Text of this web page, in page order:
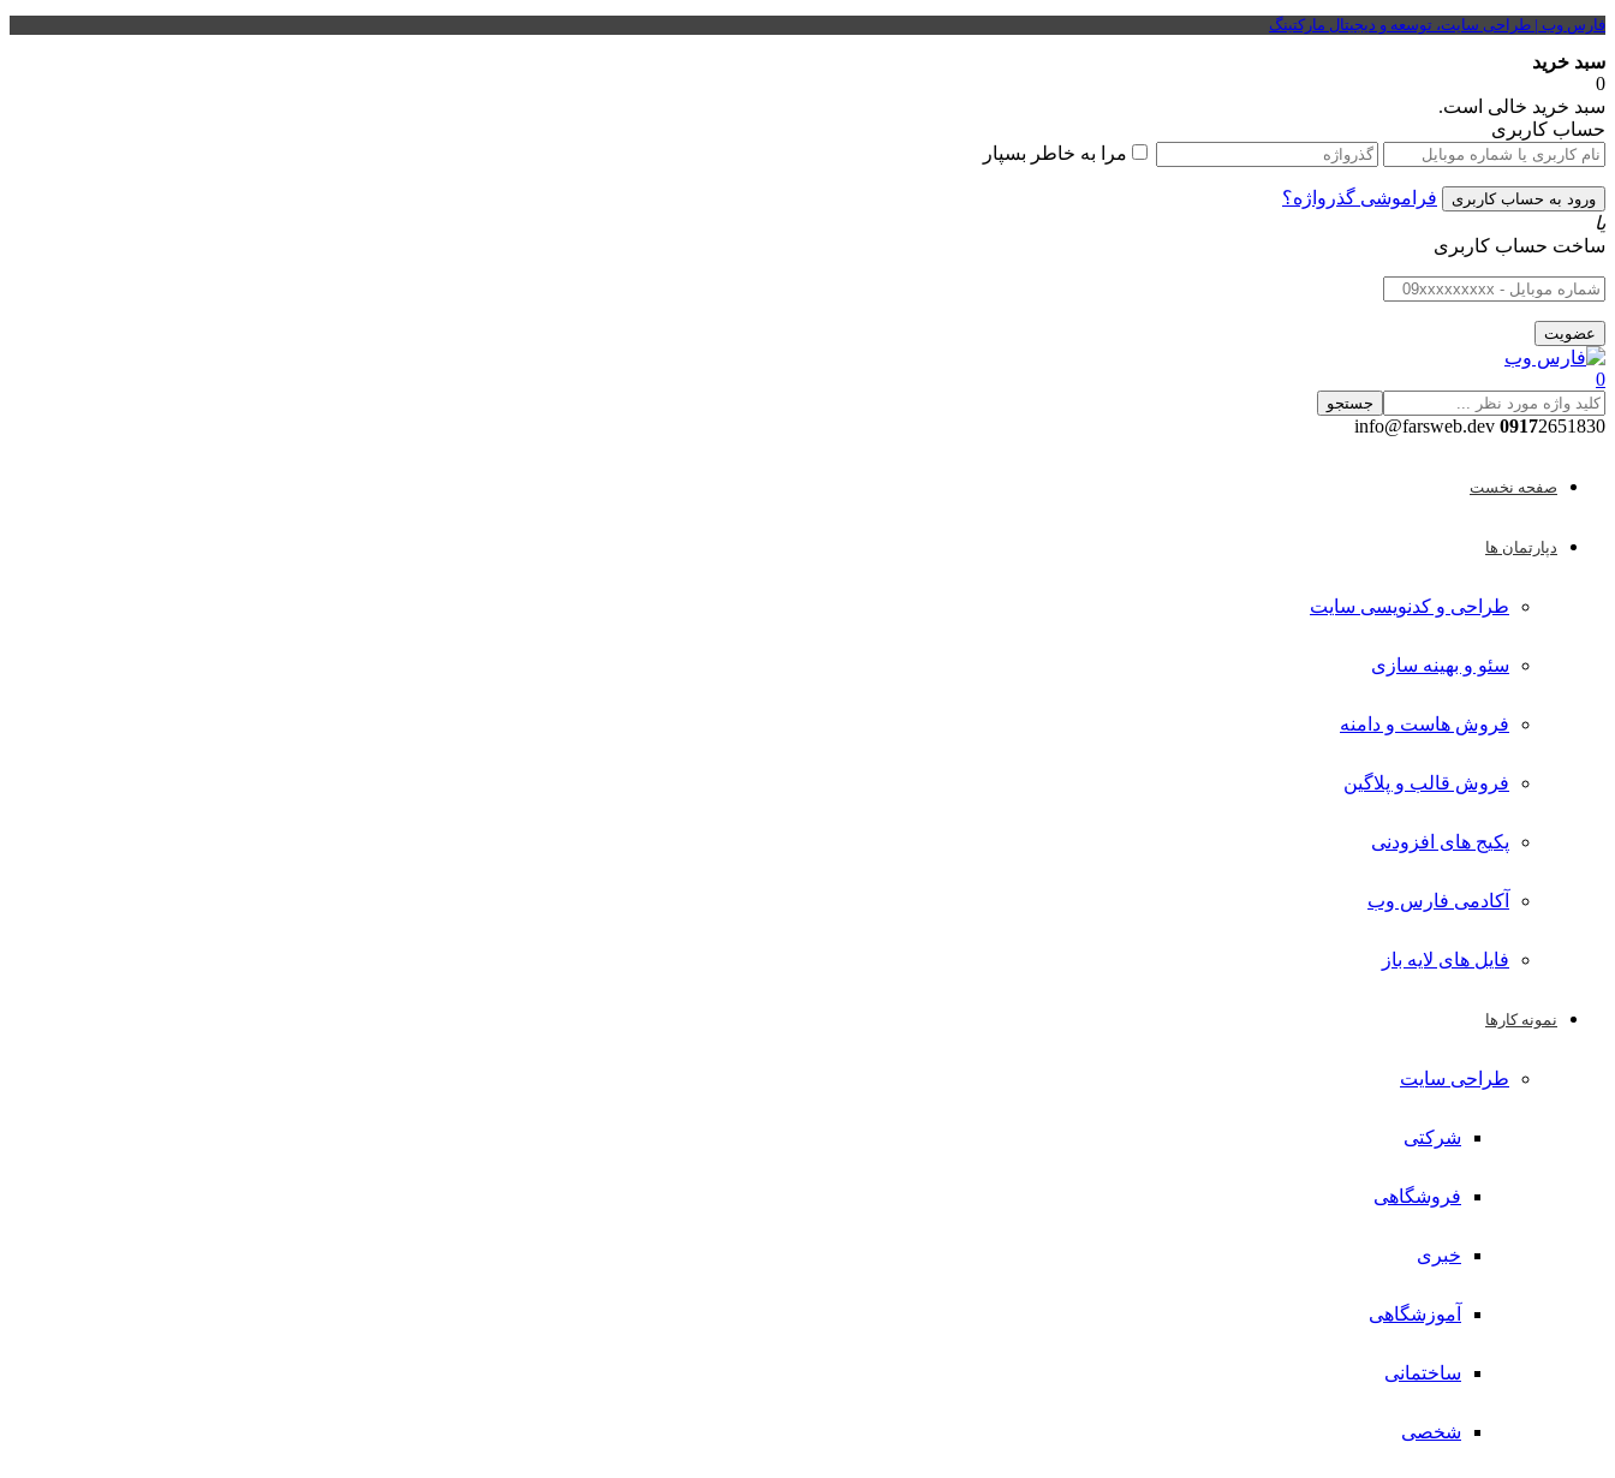
فارس وب | طراحی سایت، توسعه و دیجیتال مارکتینگ
سبد خرید
0
سبد خرید خالی است.
حساب کاربری
مرا به خاطر بسپار
فراموشی گذرواژه؟
یا
ساخت حساب کاربری
0
جستجو
09172651830 info@farsweb.dev
صفحه نخست
دپارتمان ها
طراحی و کدنویسی سایت
سئو و بهینه سازی
فروش هاست و دامنه
فروش قالب و پلاگین
پکیج های افزودنی
آکادمی فارس وب
فایل های لایه باز
نمونه کارها
طراحی سایت
شرکتی
فروشگاهی
خبری
آموزشگاهی
ساختمانی
شخصی